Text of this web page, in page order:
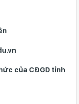
của CĐGD tỉnh